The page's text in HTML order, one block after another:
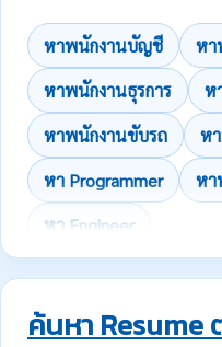
หาพนักงานบัญชี
หา
หาพนักงานธุรการ
ห
หาพนักงานขับรถ
ห
หา Programmer
หา
หา Engineer
ค้นหา